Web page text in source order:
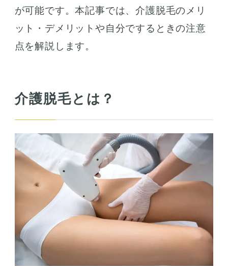
が可能です。本記事では、介護脱毛のメリ
ット・デメリットや自分でするときの注意
点を解説します。
介護脱毛とは？